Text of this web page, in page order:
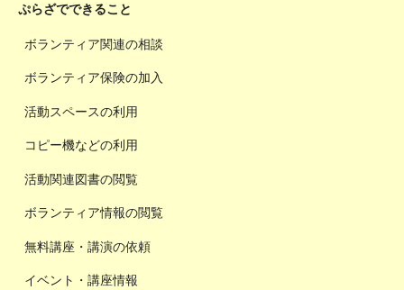
ぷらざでできること
ボランティア関連の相談
ボランティア保険の加入
活動スペースの利用
コピー機などの利用
活動関連図書の閲覧
ボランティア情報の閲覧
無料講座・講演の依頼
イベント・講座情報